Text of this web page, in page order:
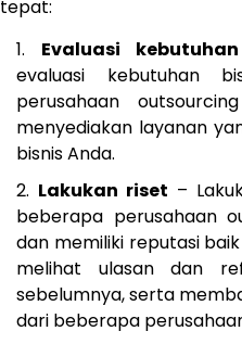
tepat:
Evaluasi
evaluasi kebutuhan
perusahaan
menyediakan layanan
bisnis Anda.
Lakukan riset –
beberapa perusahaan
dan memiliki reputasi
melihat ulasan dan
sebelumnya, serta
dari beberapa